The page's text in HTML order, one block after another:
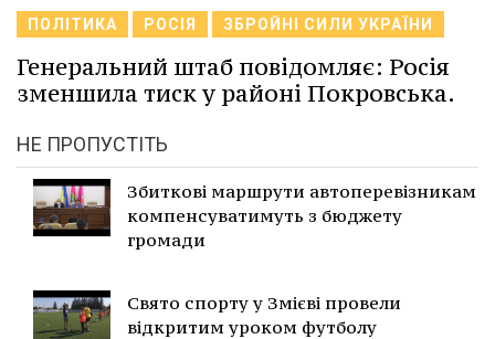
ПОЛІТИКА РОСІЯ ЗБРОЙНІ СИЛИ УКРАЇНИ
Генеральний штаб повідомляє: Росія
зменшила тиск у районі Покровська.
НЕ ПРОПУСТІТЬ
Збиткові маршрути автоперевізникам
компенсуватимуть з бюджету
громади
Свято спорту у Змієві провели
відкритим уроком футболу